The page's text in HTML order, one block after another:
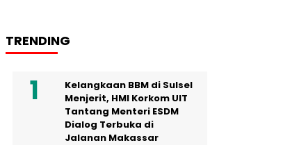
TRENDING
Kelangkaan BBM di Sulsel
Menjerit, HMI Korkom UIT
Tantang Menteri ESDM
Dialog Terbuka di
Jalanan Makassar